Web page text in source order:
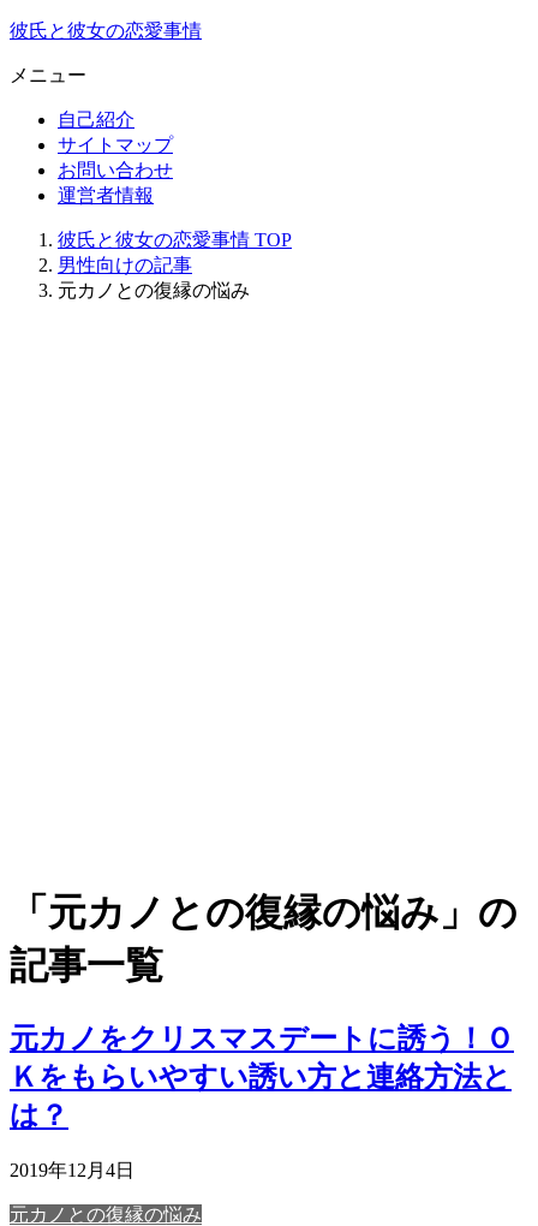
彼氏と彼女の恋愛事情
メニュー
自己紹介
サイトマップ
お問い合わせ
運営者情報
彼氏と彼女の恋愛事情 TOP
男性向けの記事
元カノとの復縁の悩み
「元カノとの復縁の悩み」の
記事一覧
元カノをクリスマスデートに誘う！Ｏ
Ｋをもらいやすい誘い方と連絡方法と
は？
2019年12月4日
元カノとの復縁の悩み